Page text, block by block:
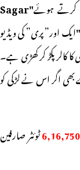
کرتے ہوئے "Sagar
ایک اور” پری” کی ویڈیو
کالر پکڑ کر کھڑی ہے۔
بھی اگر اس نے لڑکی کو
6,16,750ٹوئٹر صارفین